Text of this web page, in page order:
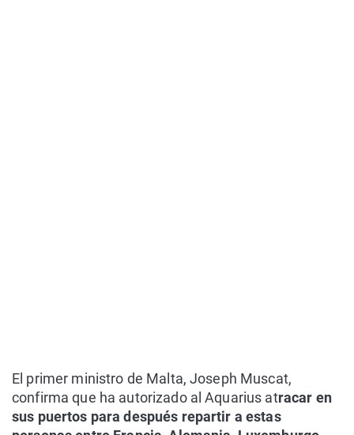
El primer ministro de Malta, Joseph Muscat,
confirma que ha autorizado al Aquarius atracar en
sus puertos para después repartir a estas